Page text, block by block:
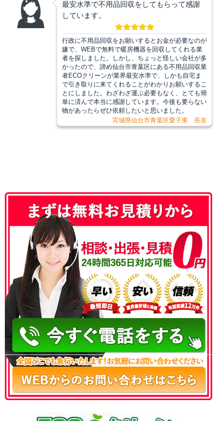
最安水準で不用品回収をしてもらって感謝
しています。
行政に不用品回収をお願いするとお金が必要なのが
嫌で、WEBで無料で暖房機器を回収してくれる業
者を探しました。しかし、ちょっと怪しい会社が多
かったので、諦め仙台市青葉区にある不用品回収業
者ECOクリーンが業界最安水準で、しかも自宅ま
で引き取りに来てくれることがわかりお願いするこ
とにしました。わざわざ運ぶ必要もなく、とても簡
単に済んで本当に感謝しています。今後も要らない
物があったらぜひ依頼したいと思いました。
宮城県仙台市青葉区愛子東 長友
050-3186-4780